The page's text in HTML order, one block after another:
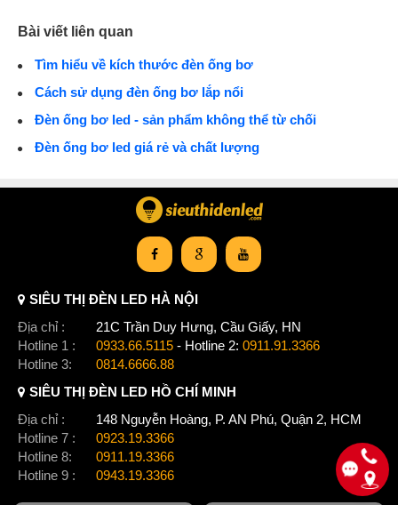
Bài viết liên quan
Tìm hiểu về kích thước đèn ống bơ
Cách sử dụng đèn ống bơ lắp nổi
Đèn ống bơ led - sản phẩm không thể từ chối
Đèn ống bơ led giá rẻ và chất lượng
SIÊU THỊ ĐÈN LED HÀ NỘI
Địa chỉ :
21C Trần Duy Hưng, Cầu Giấy, HN
Hotline 1 :
0933.66.5115 - Hotline 2: 0911.91.3366
Hotline 3:
0814.6666.88
SIÊU THỊ ĐÈN LED HỒ CHÍ MINH
Địa chỉ :
148 Nguyễn Hoàng, P. AN Phú, Quận 2, HCM
Hotline 7 :
0923.19.3366
Hotline 8:
0911.19.3366
Hotline 9 :
0943.19.3366